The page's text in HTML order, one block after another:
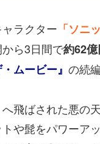
ラクター 「ソニ
ら3日間で約62億
ムービー』 の続
飛ばされた悪の
や髭をパワーア